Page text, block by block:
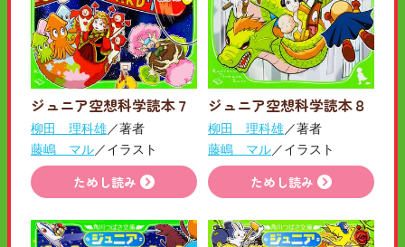
ジュニア空想科学読本７
柳田 理科雄／著者
藤嶋 マル／イラスト
ためし読み
ジュニア空想科学読本８
柳田 理科雄／著者
藤嶋 マル／イラスト
ためし読み